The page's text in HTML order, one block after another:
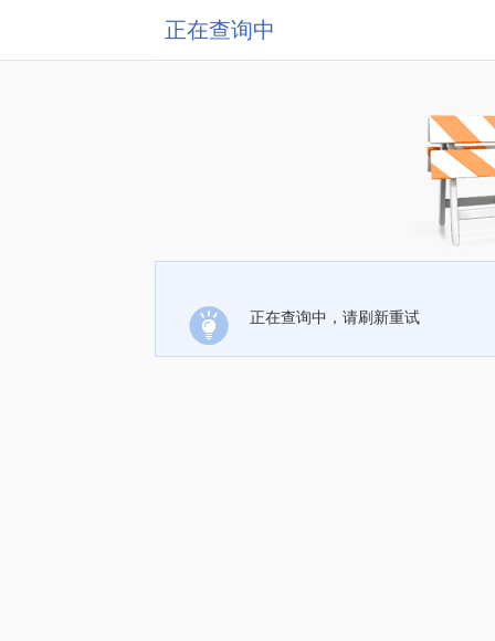
正在查询中
正在查询中，请刷新重试